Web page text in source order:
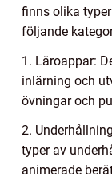
finns olika
följande
1. Läroappar:
inlärning och
övningar och
2.
typer av
animerade